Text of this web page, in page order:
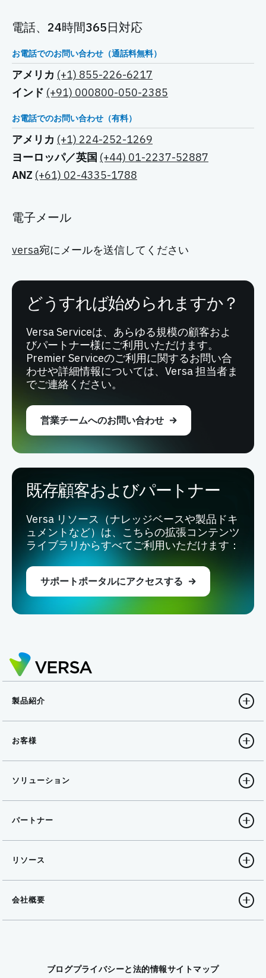
電話、24時間365日対応
お電話でのお問い合わせ（通話料無料）
アメリカ (+1) 855-226-6217
インド (+91) 000800-050-2385
お電話でのお問い合わせ（有料）
アメリカ (+1) 224-252-1269
ヨーロッパ／英国 (+44) 01-2237-52887
ANZ (+61) 02-4335-1788
電子メール
versa宛にメールを送信してください
どうすれば始められますか？
Versa Serviceは、あらゆる規模の顧客およ
びパートナー様にご利用いただけます。
Premier Serviceのご利用に関するお問い合
わせや詳細情報については、Versa 担当者ま
でご連絡ください。
営業チームへのお問い合わせ
既存顧客およびパートナー
Versa リソース（ナレッジベースや製品ドキ
ュメントなど）は、こちらの拡張コンテンツ
ライブラリからすべてご利用いただけます：
サポートポータルにアクセスする
製品紹介
お客様
ソリューション
パートナー
リソース
会社概要
ブログプライバシーと法的情報サイトマップ